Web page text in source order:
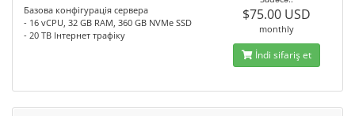
Базова конфігурація сервера
- 16 vCPU, 32 GB RAM, 360 GB NVMe SSD
- 20 TB Інтернет трафіку
$75.00 USD
monthly
İndi sifariş et